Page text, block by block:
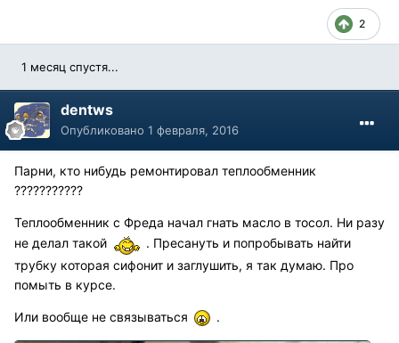
2
1 месяц спустя...
dentws
Опубликовано 1 февраля, 2016
Парни, кто нибудь ремонтировал теплообменник
???????????
Теплообменник с Фреда начал гнать масло в тосол. Ни разу
не делал такой
. Пресануть и попробывать найти
трубку которая сифонит и заглушить, я так думаю. Про
помыть в курсе.
Или вообще не связываться .